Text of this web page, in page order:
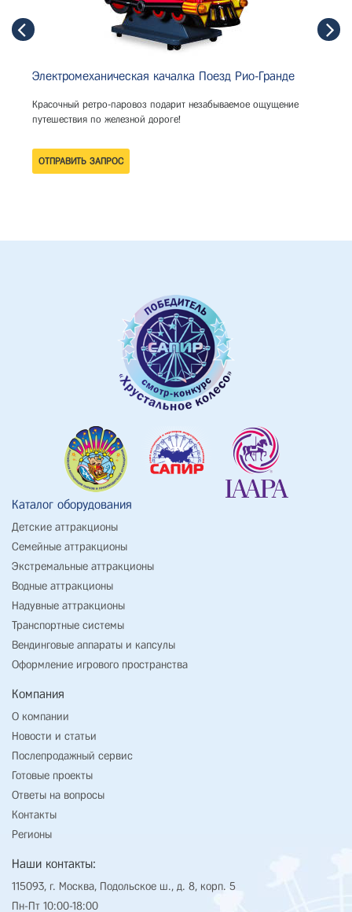
Электромеханическая качалка Поезд Рио-Гранде
Красочный ретро-паровоз подарит незабываемое ощущение
путешествия по железной дороге!
Каталог оборудования
Детские аттракционы
Семейные аттракционы
Экстремальные аттракционы
Водные аттракционы
Надувные аттракционы
Транспортные системы
Вендинговые аппараты и капсулы
Оформление игрового пространства
Компания
О компании
Новости и статьи
Послепродажный сервис
Готовые проекты
Ответы на вопросы
Контакты
Регионы
Наши контакты:
115093, г. Москва, Подольское ш., д. 8, корп. 5
Пн-Пт 10:00-18:00